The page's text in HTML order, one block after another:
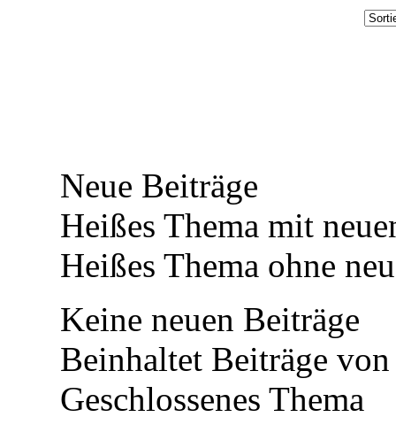
Neue Beiträge
Heißes Thema mit
Heißes Thema ohne
Keine neuen Beiträge
Beinhaltet Beiträge
Geschlossenes Thema